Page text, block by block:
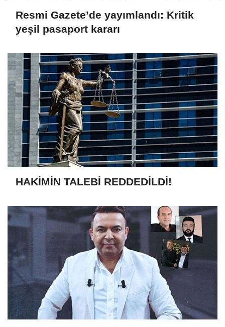
Resmi Gazete’de yayımlandı: Kritik
yeşil pasaport kararı
HAKİMİN TALEBİ REDDEDİLDİ!